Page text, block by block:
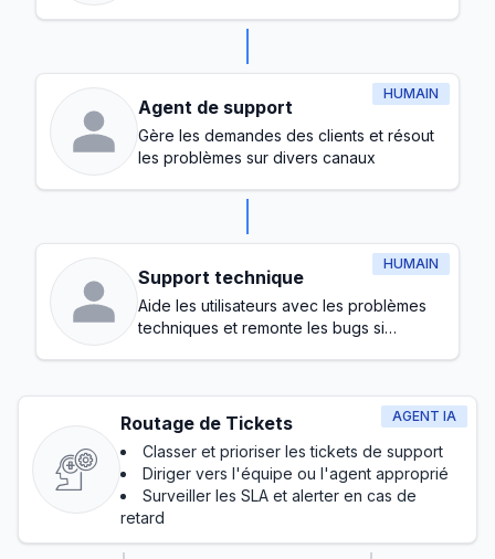
HUMAIN
Agent de support
Gère les demandes des clients et résout
les problèmes sur divers canaux
HUMAIN
Support technique
Aide les utilisateurs avec les problèmes
techniques et remonte les bugs si
AGENT IA
Routage de Tickets
Classer et prioriser les tickets de support
Diriger vers l'équipe ou l'agent approprié
Surveiller les SLA et alerter en cas de
retard